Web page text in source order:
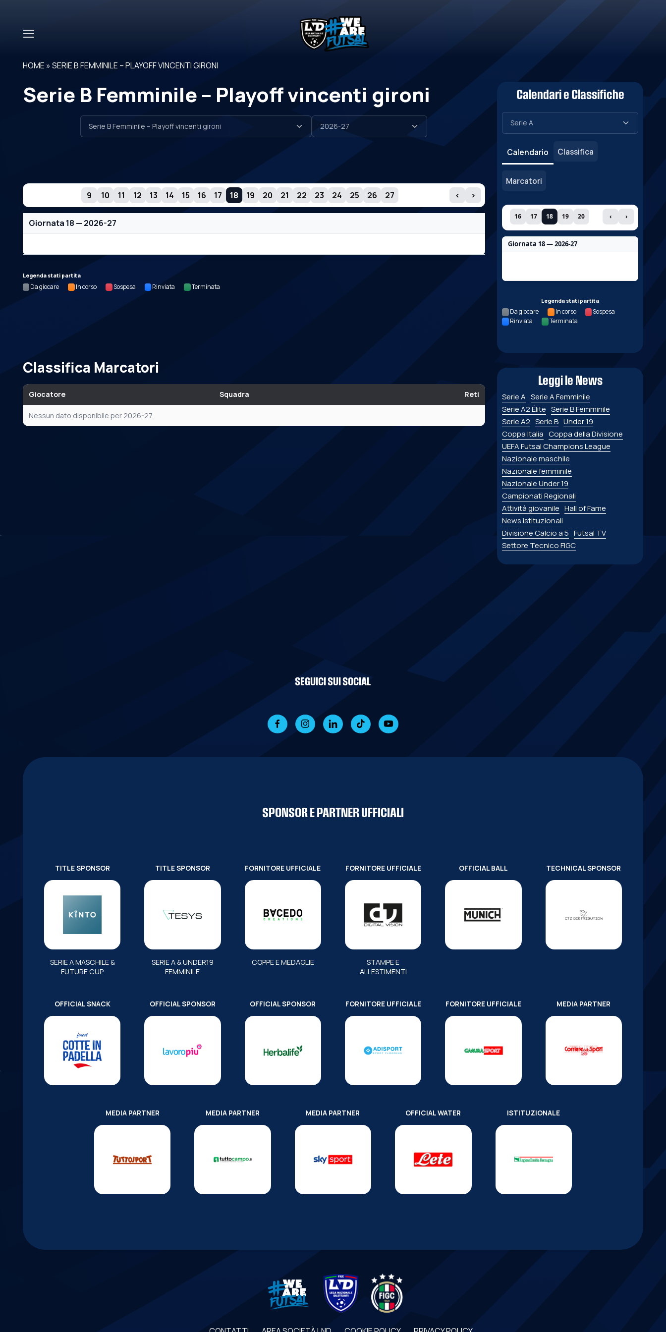
HOME »SERIE B FEMMINILE – PLAYOFF VINCENTI GIRONI
Serie B Femminile – Playoff vincenti gironi
9 10 11 12 13 14 15 16 17 18 19 20 21 22 23 24 25 26 27 ‹ ›
Giornata 18 — 2026-27
Legenda stati partita
Da giocare In corso Sospesa Rinviata Terminata
Classifica Marcatori
Giocatore Squadra Reti
Nessun dato disponibile per 2026-27.
Calendari e Classifiche
Calendario Classifica
Marcatori
16 17 18 19 20 ‹ ›
Giornata 18 — 2026-27
Legenda stati partita
Da giocare In corso
Sospesa
Rinviata
Terminata
Leggi le News
Serie A Serie A Femminile
Serie A2 Élite Serie B Femminile
Serie A2 Serie B Under 19
Coppa Italia Coppa della Divisione
UEFA Futsal Champions League
Nazionale maschile
Nazionale femminile
Nazionale Under 19
Campionati Regionali
Attività giovanile Hall of Fame
News istituzionali
Divisione Calcio a 5 Futsal TV
Settore Tecnico FIGC
SEGUICI SUI SOCIAL
SPONSOR E PARTNER UFFICIALI
TITLE SPONSOR
SERIE A MASCHILE &
FUTURE CUP
TITLE SPONSOR
SERIE A & UNDER19
FEMMINILE
FORNITORE UFFICIALE
COPPE E MEDAGLIE
FORNITORE UFFICIALE
STAMPE E
ALLESTIMENTI
OFFICIAL BALL TECHNICAL SPONSOR
OFFICIAL SNACK OFFICIAL SPONSOR OFFICIAL SPONSOR FORNITORE UFFICIALE FORNITORE UFFICIALE MEDIA PARTNER
MEDIA PARTNER MEDIA PARTNER MEDIA PARTNER OFFICIAL WATER ISTITUZIONALE